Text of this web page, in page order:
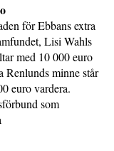
för Ebbans extra
Lisi Wahls
med 10 000 euro
minne står
euro vardera.
som